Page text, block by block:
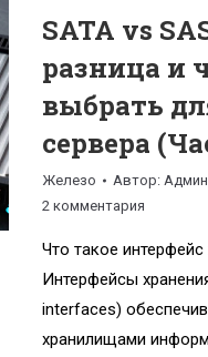
SATA vs
разница и
выбрать
сервера
Железо Автор: Админ
2 комментария
Что такое
Интерфейсы
interfaces)
хранилищами